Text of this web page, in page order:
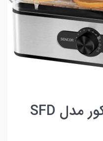
میوه خشک کن سنکور مدل SFD